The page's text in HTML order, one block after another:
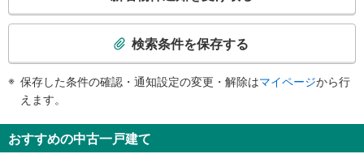
検
知
を
検索条件を保存する
保存した条件の確認・通知設定の変更・解除はマイページから行
えます。
おすすめの中古一戸建て